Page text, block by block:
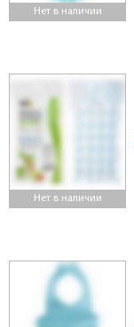
Нет в наличии
Нет в наличии